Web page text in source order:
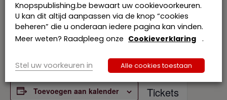
Prijs: € 480 excl. btw per deelnemer
Ik schrijf me in samen met collegae: € 445 excl. btw
Toevoegen aan kalender Tickets
Knopspublishing.be bewaart uw cookievoorkeuren.
U kan dit altijd aanpassen via de knop “cookies
beheren” die u onderaan iedere pagina kan vinden.
Meer weten? Raadpleeg onze Cookieverklaring .
Stel uw voorkeuren in Alle cookies toestaan